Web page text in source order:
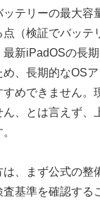
ッテリーの最大容
（検証でバッテ
最新iPadOSの長
め、長期的なOS
めできません。
ん、とは言えず、
、まず公式の整
基準を確認する